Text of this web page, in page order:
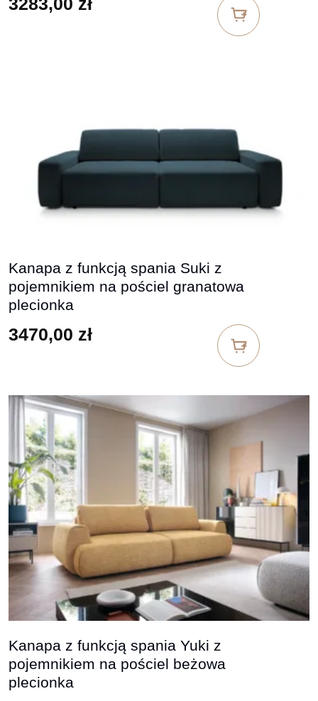
Kanapa z funkcją spania Suki z
pojemnikiem na pościel granatowa
plecionka
3470,00 zł
Kanapa z funkcją spania Yuki z
pojemnikiem na pościel beżowa
plecionka